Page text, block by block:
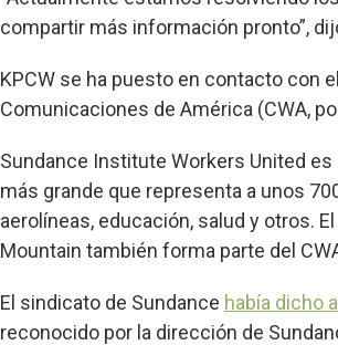
compartir más información pronto”,
KPCW se ha puesto en contacto con
Comunicaciones de América (CWA,
Sundance Institute Workers United
más grande que representa a unos
aerolíneas, educación, salud y otros.
Mountain también forma parte del
El sindicato de Sundance había dicho
reconocido por la dirección de